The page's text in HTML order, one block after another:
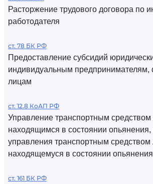
Расторжение трудового договора по
работодателя
ст. 78 БК РФ
Предоставление субсидий
индивидуальным предпринимателям,
лицам
ст. 12.8 КоАП РФ
Управление транспортным средством
находящимся в состоянии опьянения,
управления транспортным средством
находящемуся в состоянии опьянения
ст. 161 БК РФ